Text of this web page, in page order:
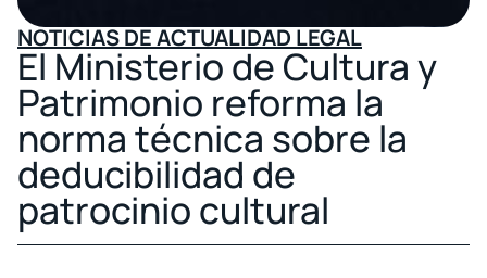
NOTICIAS DE ACTUALIDAD LEGAL
El Ministerio de Cultura y
Patrimonio reforma la
norma técnica sobre la
deducibilidad de
patrocinio cultural